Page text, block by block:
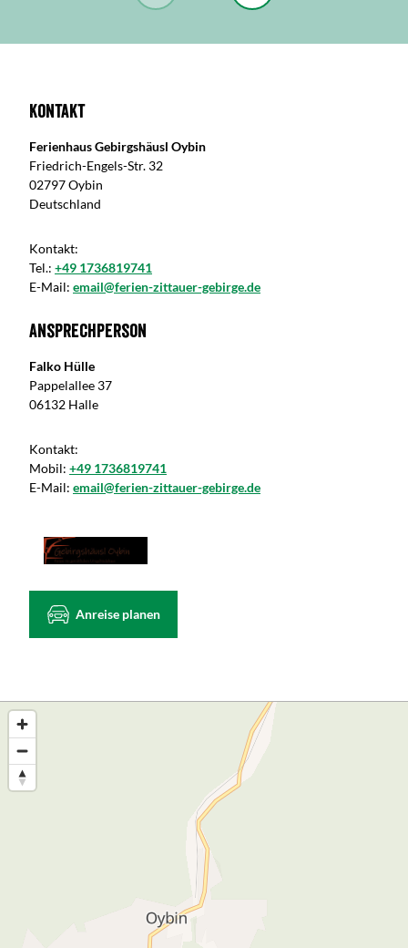
Kontakt
Ferienhaus Gebirgshäusl Oybin
Friedrich-Engels-Str. 32
02797 Oybin
Deutschland
Kontakt:
Tel.: +49 1736819741
E-Mail: email@ferien-zittauer-gebirge.de
Ansprechperson
Falko Hülle
Pappelallee 37
06132 Halle
Kontakt:
Mobil: +49 1736819741
E-Mail: email@ferien-zittauer-gebirge.de
Anreise planen